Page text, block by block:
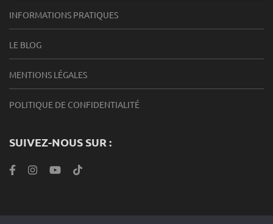
INFORMATIONS PRATIQUES
LE BLOG
MENTIONS LÉGALES
POLITIQUE DE CONFIDENTIALITÉ
SUIVEZ-NOUS SUR :